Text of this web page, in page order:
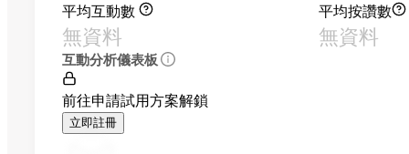
平均互動數
無資料
平均按讚數
無資料
互動分析儀表板
前往申請試用方案解鎖
立即註冊